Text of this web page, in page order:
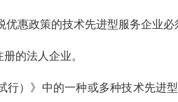
优惠政策的技术先进型服务企业必
的法人企业。
行）》中的一种或多种技术先进